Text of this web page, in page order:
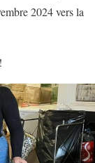
2024 vers la